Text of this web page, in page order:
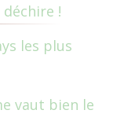
!
les plus
vaut bien le